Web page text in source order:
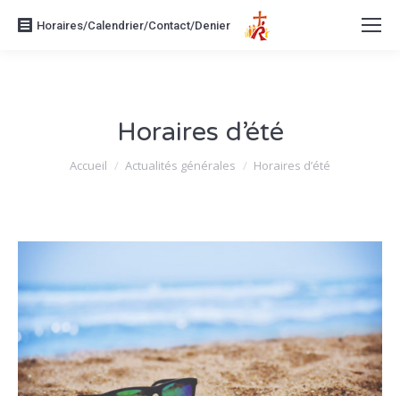
Horaires/Calendrier/Contact/Denier
Horaires d’été
Vous êtes ici :
Accueil Actualités générales Horaires d’été